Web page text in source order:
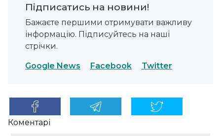
Підписатись на новини!
Бажаєте першими отримувати важливу
інформацію. Підписуйтесь на наші
стрічки.
Google News Facebook Twitter
Коментарі